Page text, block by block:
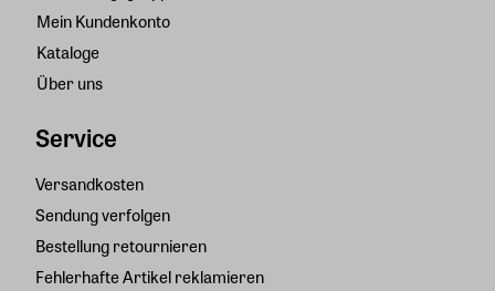
Mein Kundenkonto
Kataloge
Über uns
Service
Versandkosten
Sendung verfolgen
Bestellung retournieren
Fehlerhafte Artikel reklamieren